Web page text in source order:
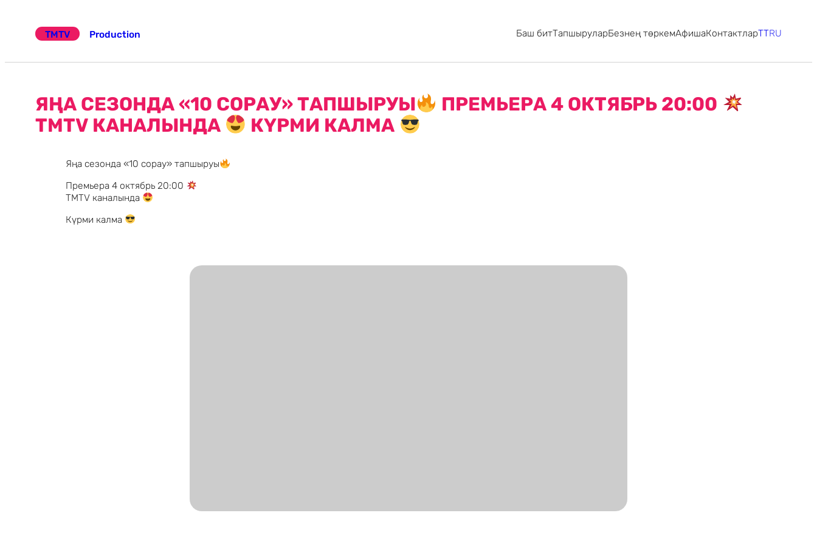
TMTV
Production Баш битТапшыруларБезнең төркемАфишаКонтактларTTRU
ЯҢА СЕЗОНДА «10 СОРАУ» ТАПШЫРУЫ
ПРЕМЬЕРА 4 ОКТЯБРЬ 20:00
TMTV КАНАЛЫНДА
КҮРМИ КАЛМА
Яңа сезонда «10 сорау» тапшыруы
Премьера 4 октябрь 20:00
TMTV каналында
Күрми калма